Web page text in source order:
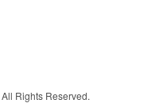
Rights Reserved.